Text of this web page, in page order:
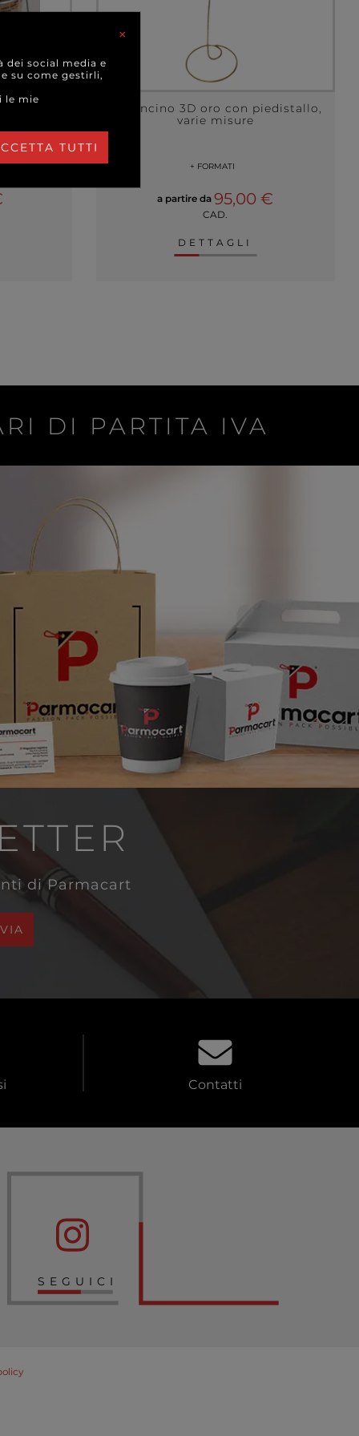
Palloncino 3D oro con piedistallo,
varie misure
+ FORMATI
a partire da95,00 €
CAD.
DETTAGLI
DI PARTITA IVA
di Parmacart
Contatti
SEGUICI
×
dei social media e
su come gestirli,
le mie
TUTTI